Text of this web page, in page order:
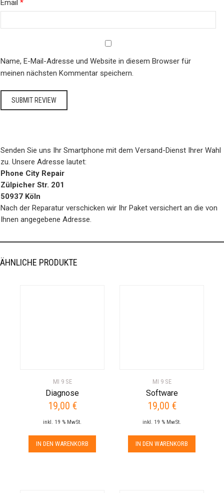
Email *
Name, E-Mail-Adresse und Website in diesem Browser für
meinen nächsten Kommentar speichern.
Senden Sie uns Ihr Smartphone mit dem Versand-Dienst Ihrer Wahl
zu. Unsere Adresse lautet:
Phone City Repair
Zülpicher Str. 201
50937 Köln
Nach der Reparatur verschicken wir Ihr Paket versichert an die von
Ihnen angegebene Adresse.
ÄHNLICHE PRODUKTE
MI 9 SE
Diagnose
19,00 €
inkl. 19 % MwSt.
IN DEN WARENKORB
MI 9 SE
Software
19,00 €
inkl. 19 % MwSt.
IN DEN WARENKORB